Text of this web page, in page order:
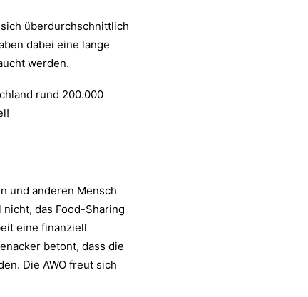
überdurchschnittlich
dabei eine lange
werden.
rund 200.000
und anderen Mensch
das Food-Sharing
eine finanziell
betont, dass die
Die AWO freut sich